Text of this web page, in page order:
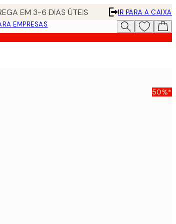
EM 3-6 DIAS ÚTEIS
IR PARA A CAIXA
EMPRESAS
50%*